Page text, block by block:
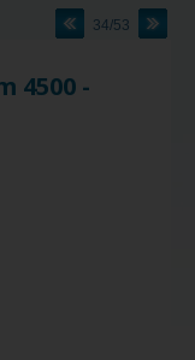
34/53
4500 -